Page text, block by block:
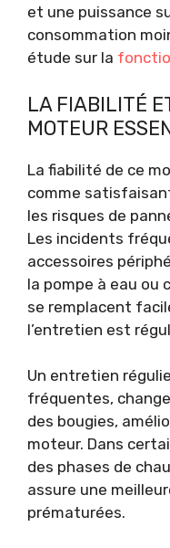
et une puissance
consommation
étude sur la
LA FIABILITÉ
MOTEUR
La fiabilité de ce
comme
les risques de
Les incidents
accessoires
la pompe à eau ou
se remplacent
l’entretien est
Un entretien
fréquentes,
des bougies,
moteur. Dans
des phases de
assure une
prématurées.